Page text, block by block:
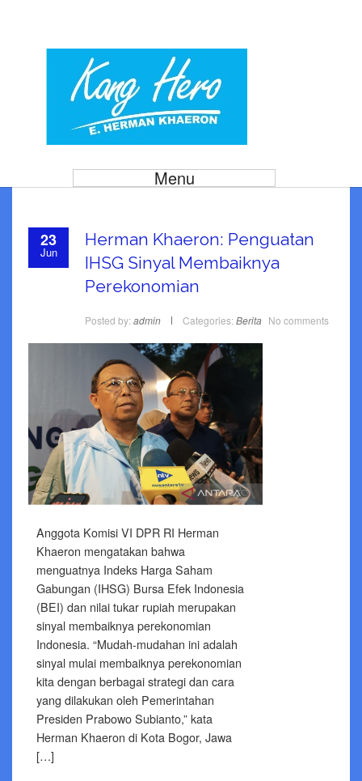
Menu
23
Jun
Herman Khaeron: Penguatan
IHSG Sinyal Membaiknya
Perekonomian
Posted by: admin Categories: Berita No comments
Anggota Komisi VI DPR RI Herman
Khaeron mengatakan bahwa
menguatnya Indeks Harga Saham
Gabungan (IHSG) Bursa Efek Indonesia
(BEI) dan nilai tukar rupiah merupakan
sinyal membaiknya perekonomian
Indonesia. “Mudah-mudahan ini adalah
sinyal mulai membaiknya perekonomian
kita dengan berbagai strategi dan cara
yang dilakukan oleh Pemerintahan
Presiden Prabowo Subianto,” kata
Herman Khaeron di Kota Bogor, Jawa
[…]